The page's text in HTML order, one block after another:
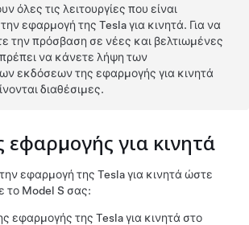
όλες τις λειτουργίες που είναι
εφαρμογή της Tesla για κινητά. Για να
την πρόσβαση σε νέες και βελτιωμένες
πρέπει να κάνετε λήψη των
εκδόσεων της εφαρμογής για κινητά
διαθέσιμες.
για κινητά
εφαρμογή της Tesla για κινητά ώστε
το Model S σας:
εφαρμογής της Tesla για κινητά στο